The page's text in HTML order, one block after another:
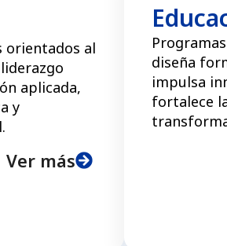
orientados al
aplicada,
y
Ver más
diseña
impulsa
fortalece